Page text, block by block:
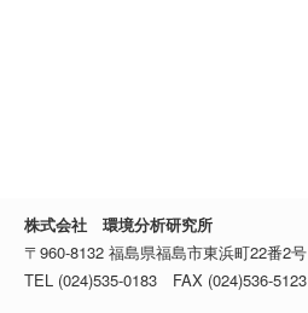
株式会社 環境分析研究所
〒960-8132 福島県福島市東浜町22番2号
TEL (024)535-0183 FAX (024)536-5123